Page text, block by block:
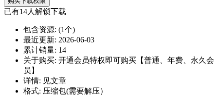
已有14人解锁下载
包含资源: (1个)
最近更新: 2026-06-03
累计销量: 14
关于购买: 开通会员特权即可购买【普通、年费、永久会
员】
详情: 见文章
格式: 压缩包(需要解压）